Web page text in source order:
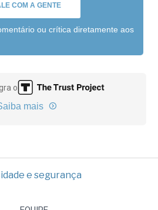
COM A GENTE
ou crítica diretamente aos
o
mais
e segurança